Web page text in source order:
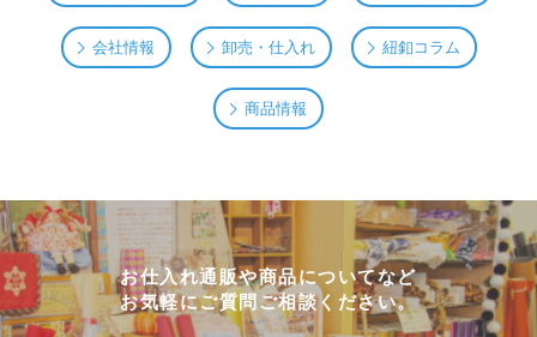
会社情報 卸売・仕入れ 紐釦コラム
商品情報
お仕入れ通販や商品についてなど
お気軽にご質問ご相談ください。